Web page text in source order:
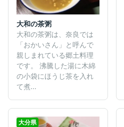
大和の茶粥
大和の茶粥は、奈良では
「おかいさん」と呼んで
親しまれている郷土料理
です。 沸騰した湯に木綿
の小袋にほうじ茶を入れ
て煮...
大分県